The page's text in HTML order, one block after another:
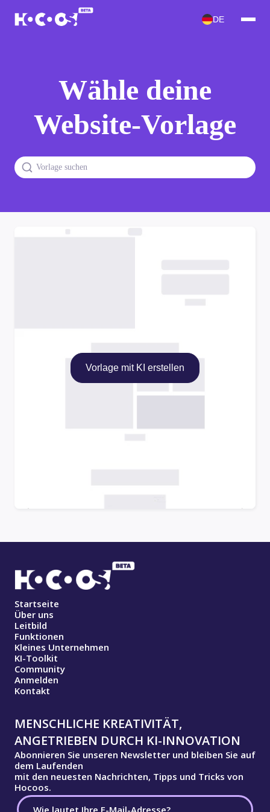
DE
Wähle deine
Website-Vorlage
Vorlage mit KI erstellen
Startseite
Über uns
Leitbild
Funktionen
Kleines Unternehmen
KI-Toolkit
Community
Anmelden
Kontakt
MENSCHLICHE KREATIVITÄT,
ANGETRIEBEN DURCH KI-INNOVATION
Abonnieren Sie unseren Newsletter und bleiben Sie auf
dem Laufenden
mit den neuesten Nachrichten, Tipps und Tricks von
Hocoos.